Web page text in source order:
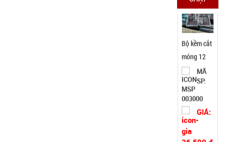
Bộ kềm cắt
móng 12
món ( T150
)
MÃ
SP:
003000
GIÁ: